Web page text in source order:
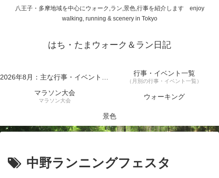
八王子・多摩地域を中心にウォーク,ラン,景色,行事を紹介します enjoy
walking, running & scenery in Tokyo
はち・たまウォーク＆ラン日記
2026年8月：主な行事・イベント一覧 行事・イベント一覧
（月別の行事・イベント一覧）
マラソン大会
マラソン大会 ウォーキング
景色
中野ランニングフェスタ